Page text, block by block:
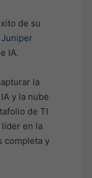
de su
Juniper
IA.
la
y la nube
de TI
en la
completa y